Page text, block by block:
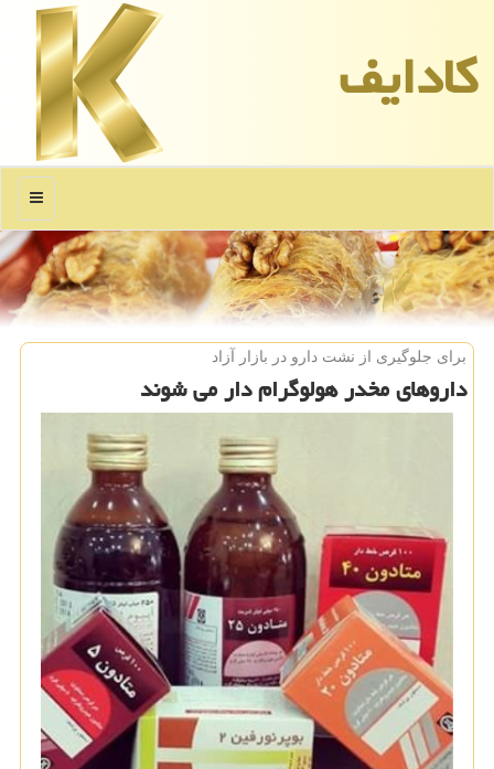
كادایف
منو
برای جلوگیری از نشت دارو در بازار آزاد
داروهای مخدر هولوگرام دار می شوند